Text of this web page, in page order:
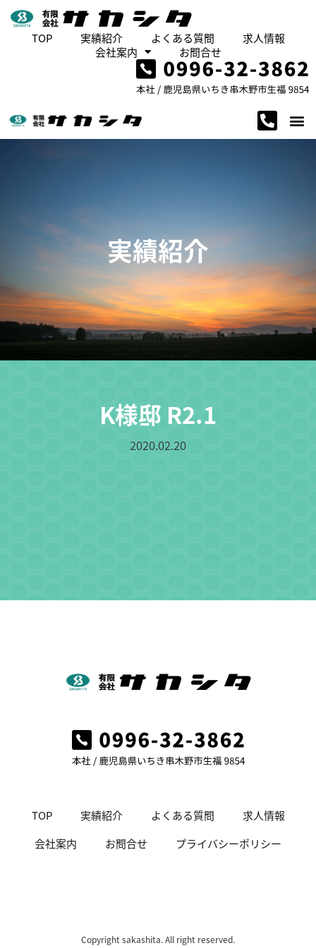
TOP 実績紹介 よくある質問
求人情報
会社案内
お問合せ
実績紹介
K様邸 R2.1
2020.02.20
TOP 実績紹介 よくある質問
求人情報
会社案内
お問合せ プライバシーポリシー
Copyright sakashita. All right reserved.